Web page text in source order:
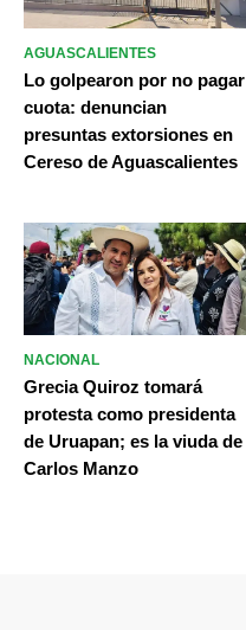
AGUASCALIENTES
Lo golpearon por no pagar
cuota: denuncian
presuntas extorsiones en
Cereso de Aguascalientes
NACIONAL
Grecia Quiroz tomará
protesta como presidenta
de Uruapan; es la viuda de
Carlos Manzo